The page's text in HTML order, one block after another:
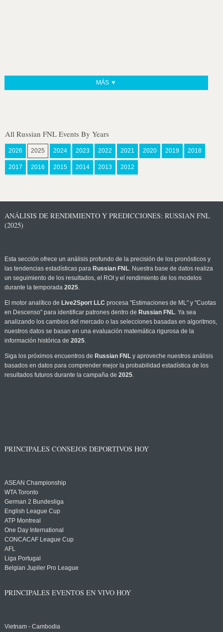
MÁS ▼
All Russian FNL Events By Years
2026 2025 2024 2023 2022 2021 2020 2019 2018
2017 2016 2015 2014 2013 2012
ANÁLISIS DE RENDIMIENTO Y PREDICCIONES: RUSSIAN FNL
(2025)
Esta sección ofrece un análisis profundo de la precisión de los pronósticos y
las tendencias estadísticas para Russian FNL. Nuestra base de datos realiza
un seguimiento de los resultados, el ROI y el rendimiento de los modelos
durante la temporada 2025.
El motor analítico de Live2Sport LLC procesa "Estimaciones de ML" y "Cuotas
en Descenso" para identificar patrones dentro de Russian FNL. Ya sea
analizando los cambios del mercado o las selecciones basadas en algoritmos,
nuestros datos se basan en una evaluación matemática rigurosa de la
información histórica de 2025.
Siga los próximos encuentros de Russian FNLy aproveche nuestros análisis
basados en datos para comprender mejor la probabilidad estadística de los
resultados futuros durante la campaña de 2025.
PRINCIPALES CONSEJOS DEPORTIVOS HOY
ASEAN Championship
WTA Toronto
German 2 Bundesliga
English League Cup
ATP Montreal
One Day International
CONCACAF League Cup
AFL
Liga Portugal
Belgian Jupiler Pro League
PRINCIPALES EVENTOS EN VIVO HOY
Vietnam - Cambodia